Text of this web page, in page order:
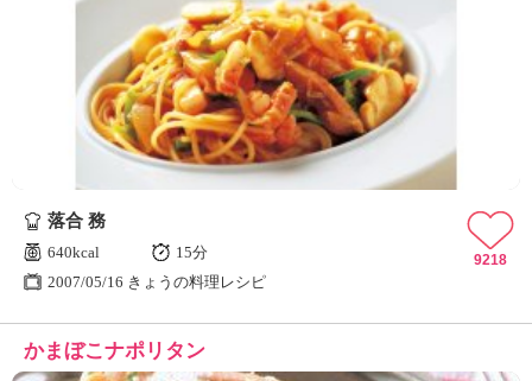
落合 務
640kcal
15分
2007/05/16 きょうの料理レシピ
9218
かまぼこナポリタン